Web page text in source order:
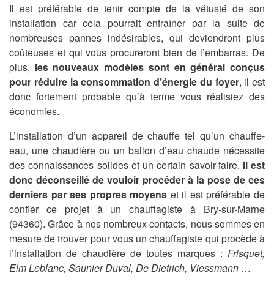
Il est préférable de tenir compte de la vétusté de son
installation car cela pourrait entraîner par la suite de
nombreuses pannes indésirables, qui deviendront plus
coûteuses et qui vous procureront bien de l’embarras. De
plus, les nouveaux modèles sont en général conçus
pour réduire la consommation d’énergie du foyer, il est
donc fortement probable qu’à terme vous réalisiez des
économies.
L’installation d’un appareil de chauffe tel qu’un chauffe-
eau, une chaudière ou un ballon d’eau chaude nécessite
des connaissances solides et un certain savoir-faire. Il est
donc déconseillé de vouloir procéder à la pose de ces
derniers par ses propres moyens et il est préférable de
confier ce projet à un chauffagiste à Bry-sur-Marne
(94360). Grâce à nos nombreux contacts, nous sommes en
mesure de trouver pour vous un chauffagiste qui procède à
l’installation de chaudière de toutes marques : Frisquet,
Elm Leblanc, Saunier Duval, De Dietrich, Viessmann …